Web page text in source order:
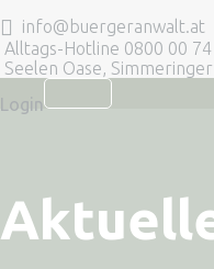
info@buergeranwalt.at
Alltags-Hotline 0800 00 74
Seelen Oase,
Login